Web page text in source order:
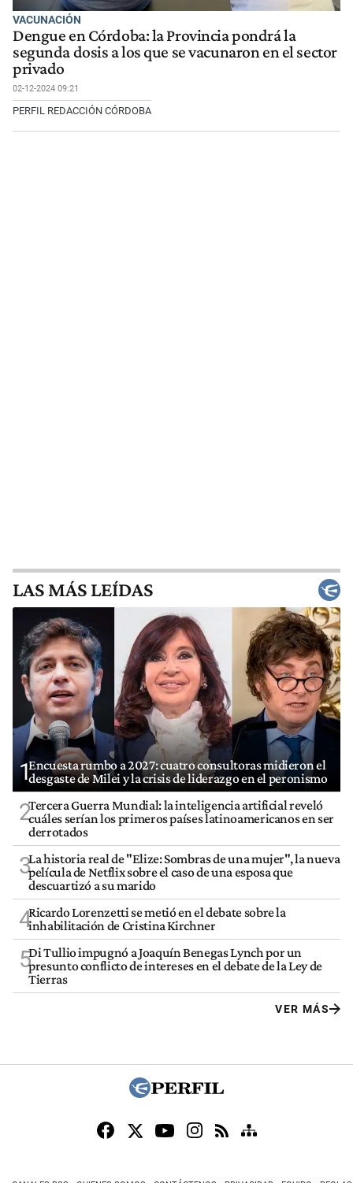
VACUNACIÓN
Dengue en Córdoba: la Provincia pondrá la
segunda dosis a los que se vacunaron en el sector
privado
02-12-2024 09:21
PERFIL REDACCIÓN CÓRDOBA
LAS MÁS LEÍDAS
1Encuesta rumbo a 2027: cuatro consultoras midieron el
desgaste de Milei y la crisis de liderazgo en el peronismo
2Tercera Guerra Mundial: la inteligencia artificial reveló
cuáles serían los primeros países latinoamericanos en ser
derrotados
3La historia real de "Elize: Sombras de una mujer", la nueva
película de Netflix sobre el caso de una esposa que
descuartizó a su marido
4Ricardo Lorenzetti se metió en el debate sobre la
inhabilitación de Cristina Kirchner
5Di Tullio impugnó a Joaquín Benegas Lynch por un
presunto conflicto de intereses en el debate de la Ley de
Tierras
VER MÁS